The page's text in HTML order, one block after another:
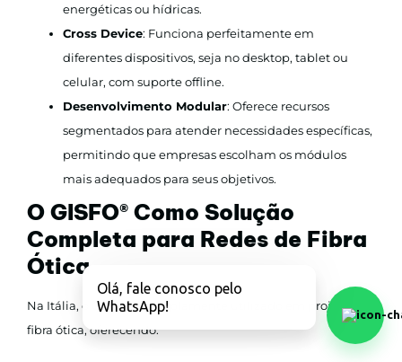
energéticas ou hídricas.
Cross Device: Funciona perfeitamente em
diferentes dispositivos, seja no desktop, tablet ou
celular, com suporte offline.
Desenvolvimento Modular: Oferece recursos
segmentados para atender necessidades específicas,
permitindo que empresas escolham os módulos
mais adequados para seus objetivos.
O GISFO® Como Solução
Completa para Redes de Fibra
Ótica
Na Itália, o GISFO®é amplamente utilizado em projetos de
fibra ótica, oferecendo:
Olá, fale conosco pelo
WhatsApp!